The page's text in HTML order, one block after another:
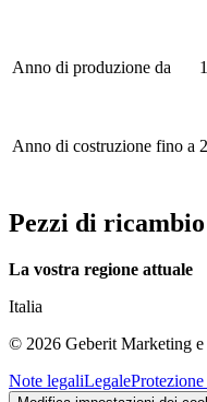
Anno di produzione da
Anno di costruzione fino a
Pezzi di
La vostra regione attuale
Italia
© 2026 Geberit Marketing
Note legaliLegale